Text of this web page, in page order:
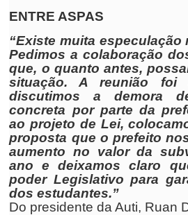
ENTRE ASPAS
“Existe muita especulação
Pedimos a colaboração
que, o quanto antes,
situação. A reunião foi
discutimos a demora
concreta por parte da
ao projeto de Lei,
proposta que o prefeito
aumento no valor da
ano e deixamos claro
poder Legislativo para
dos estudantes.”
Do presidente da Auti, Ruan